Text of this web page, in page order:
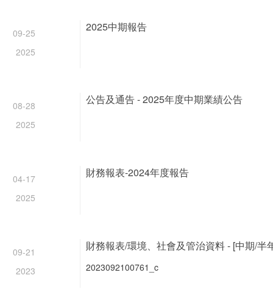
2025中期報告
09-25
2025
公告及通告 - 2025年度中期業績公告
08-28
2025
財務報表-2024年度報告
04-17
2025
財務報表/環境、社會及管治資料 - [中期/半
09-21
2023
2023092100761_c